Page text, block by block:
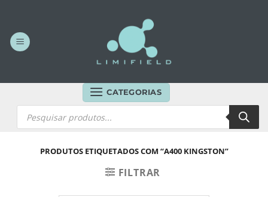
content
CATEGORIAS
Products
search
PRODUTOS ETIQUETADOS COM “A400 KINGSTON”
FILTRAR